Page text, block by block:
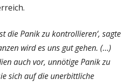
die Panik zu kontrollieren‘, sagte
wird es uns gut gehen. (…)
auch vor, unnötige Panik zu
sich auf die unerbittliche